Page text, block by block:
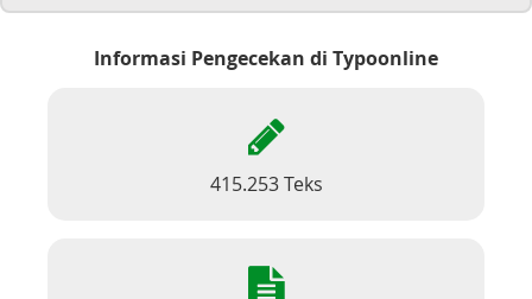
Informasi Pengecekan di Typoonline
415.253 Teks